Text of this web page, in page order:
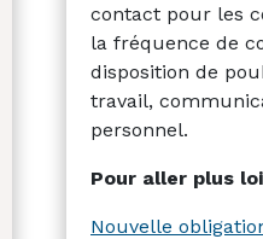
contact pour les
la fréquence de
disposition de
travail,
personnel.
Pour aller plus
Nouvelle